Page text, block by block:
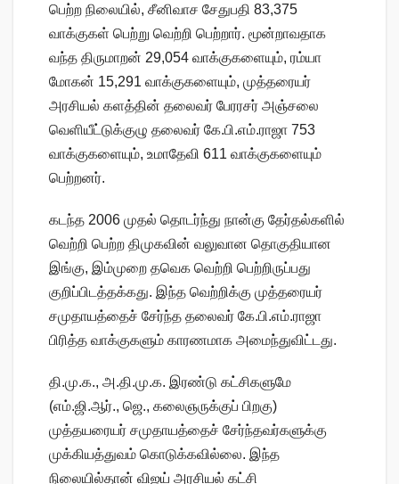
பெற்ற நிலையில், சீனிவாச சேதுபதி 83,375
வாக்குகள் பெற்று வெற்றி பெற்றார். மூன்றாவதாக
வந்த திருமாறன் 29,054 வாக்குகளையும், ரம்யா
மோகன் 15,291 வாக்குகளையும், முத்தரையர்
அரசியல் களத்தின் தலைவர் பேரரசர் அஞ்சலை
வெளியீட்டுக்குழு தலைவர் கே.பி.எம்.ராஜா 753
வாக்குகளையும், உமாதேவி 611 வாக்குகளையும்
பெற்றனர்.
கடந்த 2006 முதல் தொடர்ந்து நான்கு தேர்தல்களில்
வெற்றி பெற்ற திமுகவின் வலுவான தொகுதியான
இங்கு, இம்முறை தவெக வெற்றி பெற்றிருப்பது
குறிப்பிடத்தக்கது. இந்த வெற்றிக்கு முத்தரையர்
சமுதாயத்தைச் சேர்ந்த தலைவர் கே.பி.எம்.ராஜா
பிரித்த வாக்குகளும் காரணமாக அமைந்துவிட்டது.
தி.மு.க., அ.தி.மு.க. இரண்டு கட்சிகளுமே
(எம்.ஜி.ஆர்., ஜெ., கலைஞருக்குப் பிறகு)
முத்தயரையர் சமுதாயத்தைச் சேர்ந்தவர்களுக்கு
முக்கியத்துவம் கொடுக்கவில்லை. இந்த
நிலையில்தான் விஜய் அரசியல் கட்சி